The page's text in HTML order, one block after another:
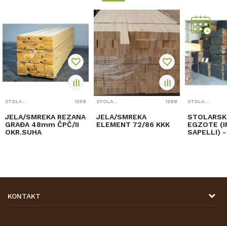
1258
JELA/SMREKA REZANA
GRAĐA 48mm ČPČ/II
OKR.SUHA
1288
JELA/SMREKA
ELEMENT 72/86 KKK
EGZOTE
SAPELLI)
KONTAKT